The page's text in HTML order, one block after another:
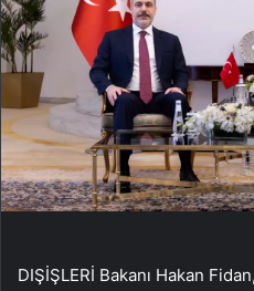
DIŞİŞLERİ Bakanı Hakan